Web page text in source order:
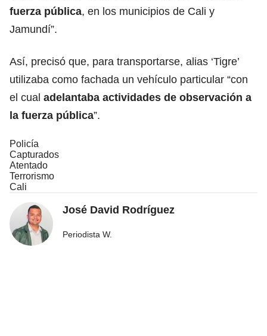
fuerza pública, en los municipios de Cali y
Jamundí”.
Así, precisó que, para transportarse, alias ‘Tigre’
utilizaba como fachada un vehículo particular “con
el cual adelantaba actividades de observación a
la fuerza pública”.
Policía
Capturados
Atentado
Terrorismo
Cali
José David Rodríguez
Periodista W.